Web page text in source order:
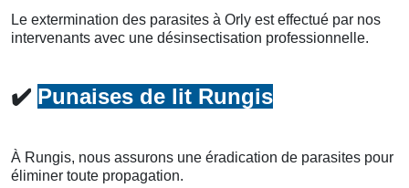
Le extermination des parasites à Orly est effectué par nos
intervenants avec une désinsectisation professionnelle.
✔️ Punaises de lit Rungis
À Rungis, nous assurons une éradication de parasites pour
éliminer toute propagation.